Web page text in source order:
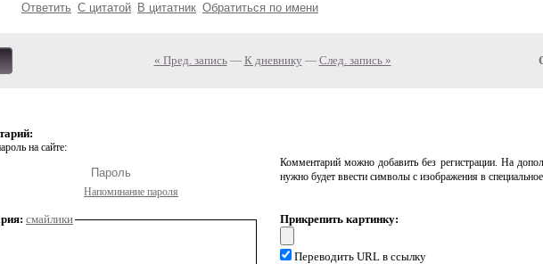
Ответить С цитатой В цитатник Обратиться по имени
« Пред. запись— К дневнику — След. запись »
на сайте:
Напоминание пароля
Комментарий можно добавить без регистрации. На
нужно будет ввести символы с изображения в
смайлики Прикрепить картинку:
Переводить URL в ссылку